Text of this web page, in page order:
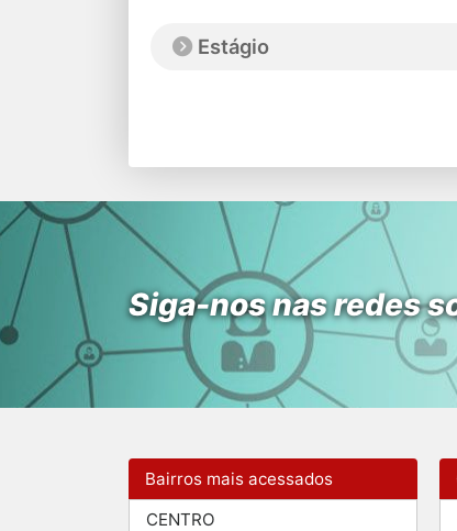
Estágio
Siga-nos nas redes
Bairros mais acessados
CENTRO